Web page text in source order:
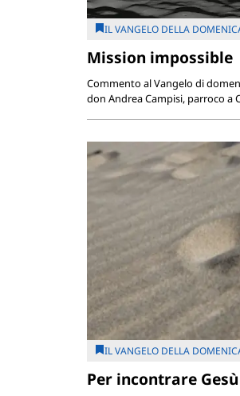
IL VANGELO DELLA
Mission impossible
Commento al Vangelo di
don Andrea Campisi, parroco a
IL VANGELO DELLA
Per incontrare